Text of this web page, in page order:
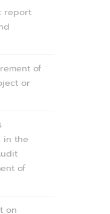
report
of
or
in the
of
on